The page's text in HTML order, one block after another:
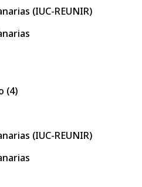
(IUC-REUNIR)
(IUC-REUNIR)